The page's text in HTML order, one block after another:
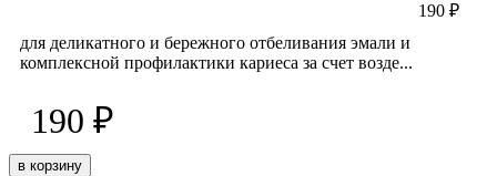
190 ₽
для деликатного и бережного отбеливания эмали и
комплексной профилактики кариеса за счет возде...
190 ₽
в корзину